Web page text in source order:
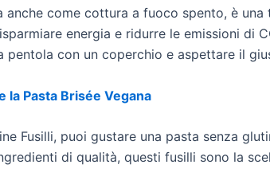
anche come cottura a fuoco spento, è
energia e ridurre le emissioni di
pentola con un coperchio e aspettare il
la Pasta Brisée Vegana
Fusilli, puoi gustare una pasta senza
di qualità, questi fusilli sono la